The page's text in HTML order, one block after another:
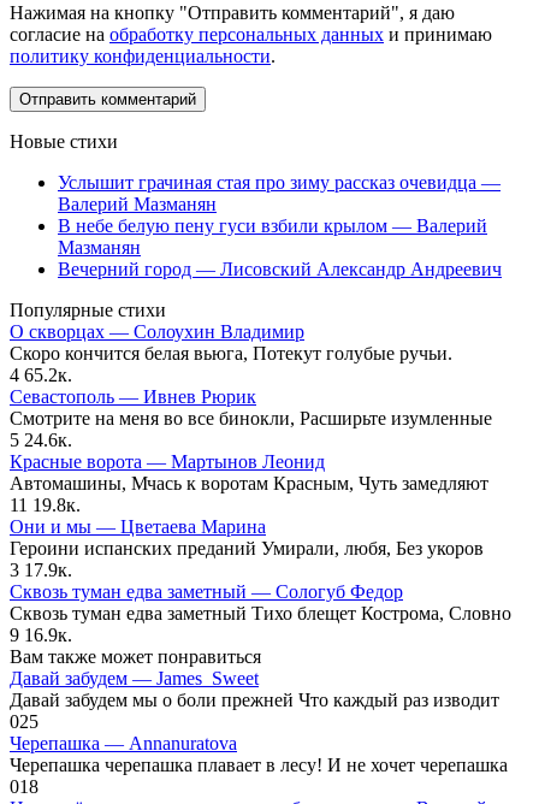
Нажимая на кнопку "Отправить комментарий", я даю
согласие на обработку персональных данных и принимаю
политику конфиденциальности.
Новые стихи
Услышит грачиная стая про зиму рассказ очевидца —
Валерий Мазманян
В небе белую пену гуси взбили крылом — Валерий
Мазманян
Вечерний город — Лисовский Александр Андреевич
Популярные стихи
О скворцах — Солоухин Владимир
Скоро кончится белая вьюга, Потекут голубые ручьи.
4 65.2к.
Севастополь — Ивнев Рюрик
Смотрите на меня во все бинокли, Расширьте изумленные
5 24.6к.
Красные ворота — Мартынов Леонид
Автомашины, Мчась к воротам Красным, Чуть замедляют
11 19.8к.
Они и мы — Цветаева Марина
Героини испанских преданий Умирали, любя, Без укоров
3 17.9к.
Сквозь туман едва заметный — Сологуб Федор
Сквозь туман едва заметный Тихо блещет Кострома, Словно
9 16.9к.
Вам также может понравиться
Давай забудем — James_Sweet
Давай забудем мы о боли прежней Что каждый раз изводит
025
Черепашка — Annanuratova
Черепашка черепашка плавает в лесу! И не хочет черепашка
018